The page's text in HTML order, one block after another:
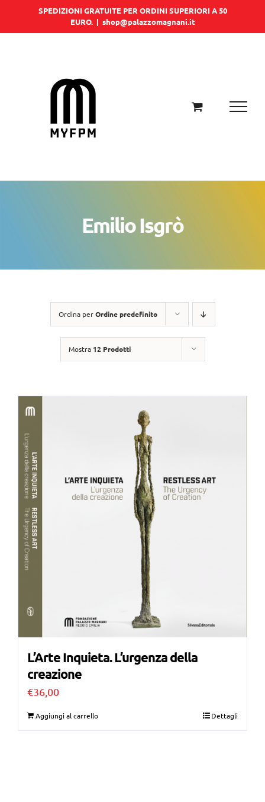
SPEDIZIONI GRATUITE PER ORDINI SUPERIORI A 50
EURO. | shop@palazzomagnani.it
Emilio Isgrò
Ordina perOrdine predefinito
Mostra 12 Prodotti
L’Arte Inquieta. L’urgenza della
creazione
€36,00
Aggiungi al carrello Dettagli